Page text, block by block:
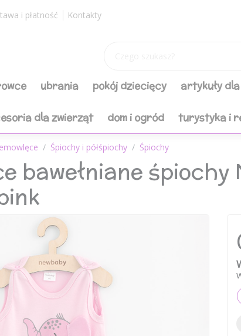
i płatność Kontakty
ubrania pokój dziecięcy artykuły
dla zwierząt dom i ogród turystyka i
Śpiochy i półśpiochy Śpiochy
bawełniane